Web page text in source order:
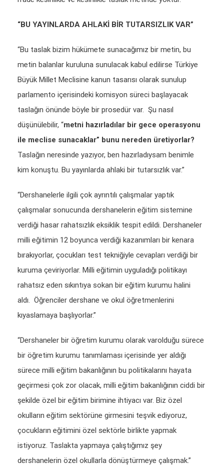
“BU YAYINLARDA AHLAKİ BİR TUTARSIZLIK VAR”
“Bu taslak bizim hükümete sunacağımız bir metin, bu
metin balanlar kuruluna sunulacak kabul edilirse Türkiye
Büyük Millet Meclisine kanun tasarısı olarak sunulup
parlamento içerisindeki komisyon süreci başlayacak
taslağın önünde böyle bir prosedür var. Şu nasıl
düşünülebilir, “metni hazırladılar bir gece operasyonu
ile meclise sunacaklar” bunu nereden üretiyorlar?
Taslağın neresinde yazıyor, ben hazırladıysam benimle
kim konuştu. Bu yayınlarda ahlaki bir tutarsızlık var.”
“Dershanelerle ilgili çok ayrıntılı çalışmalar yaptık
çalışmalar sonucunda dershanelerin eğitim sistemine
verdiği hasar rahatsızlık eksiklik tespit edildi. Dershaneler
milli eğitimin 12 boyunca verdiği kazanımları bir kenara
bırakıyorlar, çocukları test tekniğiyle cevapları verdiği bir
kuruma çeviriyorlar. Milli eğitimin uyguladığı politikayı
rahatsız eden sıkıntıya sokan bir eğitim kurumu halini
aldı. Öğrenciler dershane ve okul öğretmenlerini
kıyaslamaya başlıyorlar.”
“Dershaneler bir öğretim kurumu olarak varolduğu sürece
bir öğretim kurumu tanımlaması içerisinde yer aldığı
sürece milli eğitim bakanlığının bu politikalarını hayata
geçirmesi çok zor olacak, milli eğitim bakanlığının ciddi bir
şekilde özel bir eğitim birimine ihtiyacı var. Biz özel
okulların eğitim sektörüne girmesini teşvik ediyoruz,
çocukların eğitimini özel sektörle birlikte yapmak
istiyoruz. Taslakta yapmaya çalıştığımız şey
dershanelerin özel okullarla dönüştürmeye çalışmak.”